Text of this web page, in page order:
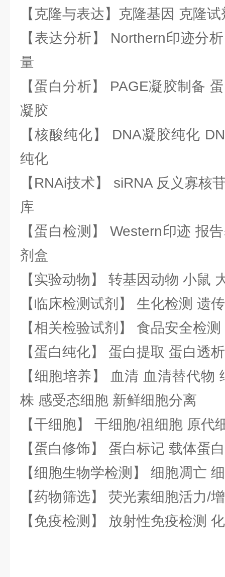
【克隆与表达】克隆基因 克隆
【表达分析】 Northern印迹分
量
【蛋白分析】 PAGE凝胶制备
凝胶
【核酸纯化】 DNA凝胶纯化
纯化
【RNAi技术】 siRNA 反义寡核
库
【蛋白检测】 Western印迹 报
剂盒
【实验动物】 转基因动物 小鼠
【临床检测试剂】 生化检测 遗
【相关检验试剂】 食品安全检
【蛋白纯化】 蛋白提取 蛋白透
【细胞培养】 血清 血清替代物
株 感受态细胞 新鲜细胞分离
【干细胞】 干细胞/祖细胞 原代
【蛋白修饰】 蛋白标记 载体蛋
【细胞生物学检测】 细胞凋亡
【药物筛选】 荧光素细胞活力/
【免疫检测】 放射性免疫检测